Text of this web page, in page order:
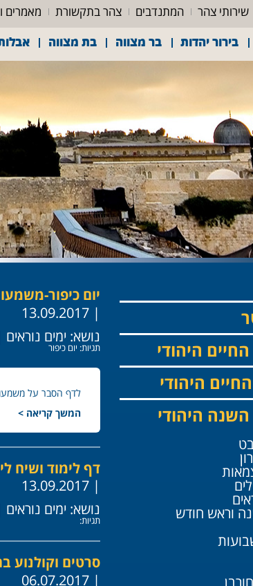
שירותי צהר המתנדבים צהר בתקשורת מאמרים
בירור יהדות בר מצווה בת מצווה
יום כיפור-
| 13.09.2017
נושא: ימים נוראים
תגיות: יום כיפור
לדף הסבר על
המשך קריאה >
דף לימוד ושיח
| 13.09.2017
נושא: ימים נוראים
תגיות:
סרטים וקולנוע
| 06.07.2017
היהודי
היהודי
היהודי
וראש חודש